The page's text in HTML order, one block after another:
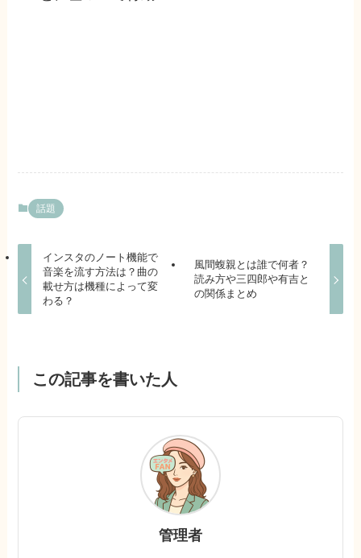
話題
インスタのノート機能で
音楽を流す方法は？曲の
載せ方は機種によって変
わる？
風間蝮親とは誰で何者？
読み方や三四郎や有吉と
の関係まとめ
この記事を書いた人
管理者